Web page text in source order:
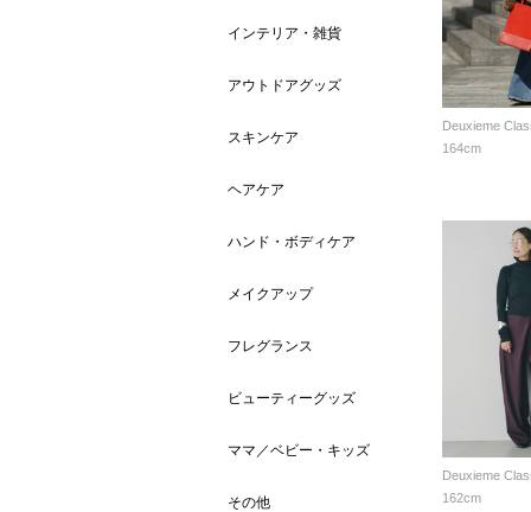
インテリア・雑貨
アウトドアグッズ
スキンケア
ヘアケア
ハンド・ボディケア
メイクアップ
フレグランス
ビューティーグッズ
ママ／ベビー・キッズ
その他
Deuxieme
164cm
Deuxieme
162cm